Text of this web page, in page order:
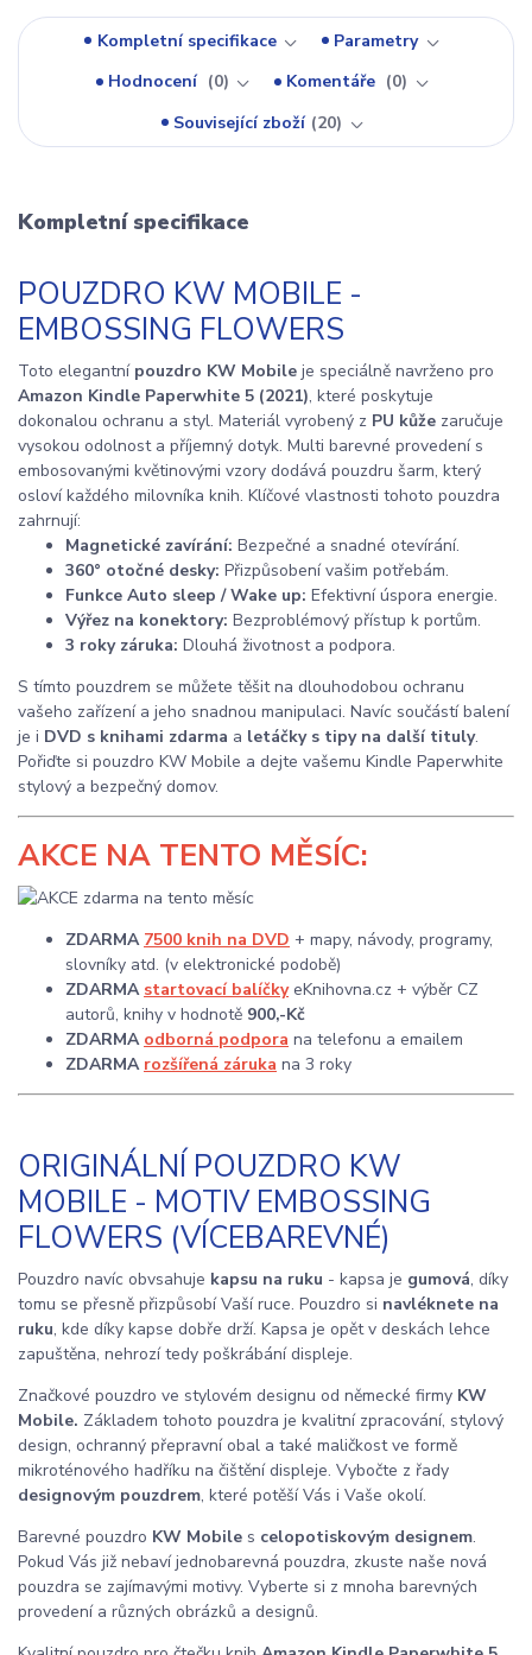
Kompletní specifikace
Parametry
Hodnocení
0 Komentáře
0
Související zboží 20
Kompletní specifikace
POUZDRO KW MOBILE -
EMBOSSING FLOWERS
Toto elegantní pouzdro KW Mobile je speciálně navrženo pro
Amazon Kindle Paperwhite 5 (2021), které poskytuje
dokonalou ochranu a styl. Materiál vyrobený z PU kůže zaručuje
vysokou odolnost a příjemný dotyk. Multi barevné provedení s
embosovanými květinovými vzory dodává pouzdru šarm, který
osloví každého milovníka knih. Klíčové vlastnosti tohoto pouzdra
zahrnují:
Magnetické zavírání: Bezpečné a snadné otevírání.
360° otočné desky: Přizpůsobení vašim potřebám.
Funkce Auto sleep / Wake up: Efektivní úspora energie.
Výřez na konektory: Bezproblémový přístup k portům.
3 roky záruka: Dlouhá životnost a podpora.
S tímto pouzdrem se můžete těšit na dlouhodobou ochranu
vašeho zařízení a jeho snadnou manipulaci. Navíc součástí balení
je i DVD s knihami zdarma a letáčky s tipy na další tituly.
Pořiďte si pouzdro KW Mobile a dejte vašemu Kindle Paperwhite
stylový a bezpečný domov.
AKCE NA TENTO MĚSÍC:
ZDARMA 7500 knih na DVD + mapy, návody, programy,
slovníky atd. (v elektronické podobě)
ZDARMA startovací balíčkyeKnihovna.cz + výběr CZ
autorů, knihy v hodnotě 900,-Kč
ZDARMA odborná podpora na telefonu a emailem
ZDARMA rozšířená záruka na 3 roky
ORIGINÁLNÍ POUZDRO KW
MOBILE - MOTIV EMBOSSING
FLOWERS (VÍCEBAREVNÉ)
Pouzdro navíc obvsahuje kapsu na ruku - kapsa je gumová, díky
tomu se přesně přizpůsobí Vaší ruce. Pouzdro si navléknete na
ruku, kde díky kapse dobře drží. Kapsa je opět v deskách lehce
zapuštěna, nehrozí tedy poškrábání displeje.
Značkové pouzdro ve stylovém designu od německé firmy KW
Mobile. Základem tohoto pouzdra je kvalitní zpracování, stylový
design, ochranný přepravní obal a také maličkost ve formě
mikroténového hadříku na čištění displeje. Vybočte z řady
designovým pouzdrem, které potěší Vás i Vaše okolí.
Barevné pouzdro KW Mobile s celopotiskovým designem.
Pokud Vás již nebaví jednobarevná pouzdra, zkuste naše nová
pouzdra se zajímavými motivy. Vyberte si z mnoha barevných
provedení a různých obrázků a designů.